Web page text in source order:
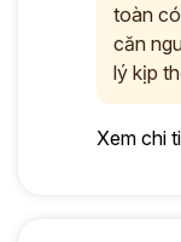
toàn
căn
lý kịp
Xem chi